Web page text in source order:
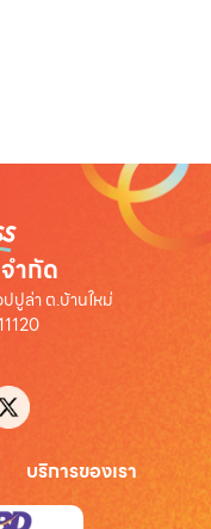
ำกัด
ปูล่า ต.บ้านใหม่
บริการของเรา